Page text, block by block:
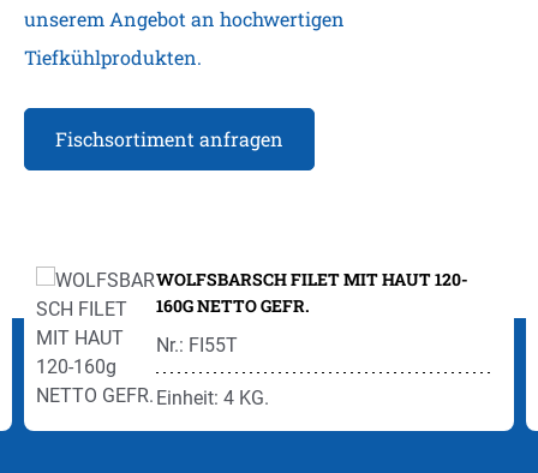
unserem Angebot an hochwertigen
Tiefkühlprodukten.
Fischsortiment anfragen
WOLFSBARSCH FILET MIT HAUT 120-
160G NETTO GEFR.
Nr.: FI55T
Einheit: 4 KG.